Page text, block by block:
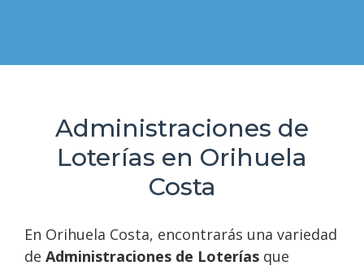
Administraciones de
Loterías en Orihuela
Costa
En Orihuela Costa, encontrarás una variedad
de Administraciones de Loterías que